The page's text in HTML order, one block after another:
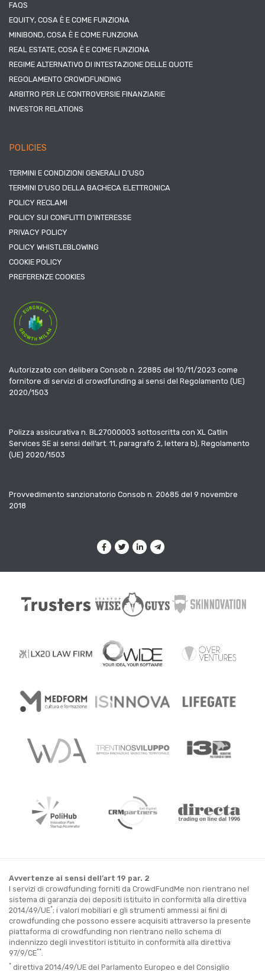
FAQS
EQUITY, COSA È E COME FUNZIONA
MINIBOND, COSA È E COME FUNZIONA
REAL ESTATE, COSA È E COME FUNZIONA
REGIME ALTERNATIVO DI INTESTAZIONE DELLE QUOTE
REGOLAMENTO CROWDFUNDING
ARBITRO PER LE CONTROVERSIE FINANZIARIE
INVESTOR RELATIONS
POLICIES
TERMINI E CONDIZIONI GENERALI D’USO
TERMINI D’USO DELLA BACHECA ELETTRONICA
POLICY RECLAMI
POLICY SUI CONFLITTI D’INTERESSE
PRIVACY POLICY
POLICY WHISTLEBLOWING
COOKIE POLICY
PREFERENZE COOKIES
Autorizzato con delibera Consob n. 22885 del 10/11/2023 come
fornitore di servizi di crowdfunding ai sensi del Regolamento (UE)
2020/1503
Polizza assicurativa n. BL27000003 sottoscritta con XL Catlin
Services SE ai sensi dell’art. 11, paragrafo 2, lettera b), Regolamento
(UE) 2020/1503
Provvedimento sanzionatorio Consob n. 20685 del 9 novembre
2018
Avvertenze ai sensi dell’art 19 par. 2
I servizi di crowdfunding forniti da CrowdFundMe non rientrano nel
sistema di garanzia dei depositi istituito in conformità alla direttiva
2014/49/UE*; i valori mobiliari e gli strumenti ammessi ai fini di
crowdfunding che possono essere acquisiti attraverso la presente
piattaforma di crowdfunding non rientrano nello schema di
indennizzo degli investitori istituito in conformità alla direttiva
97/9/CE**
* direttiva 2014/49/UE del Parlamento Europeo e del Consiglio